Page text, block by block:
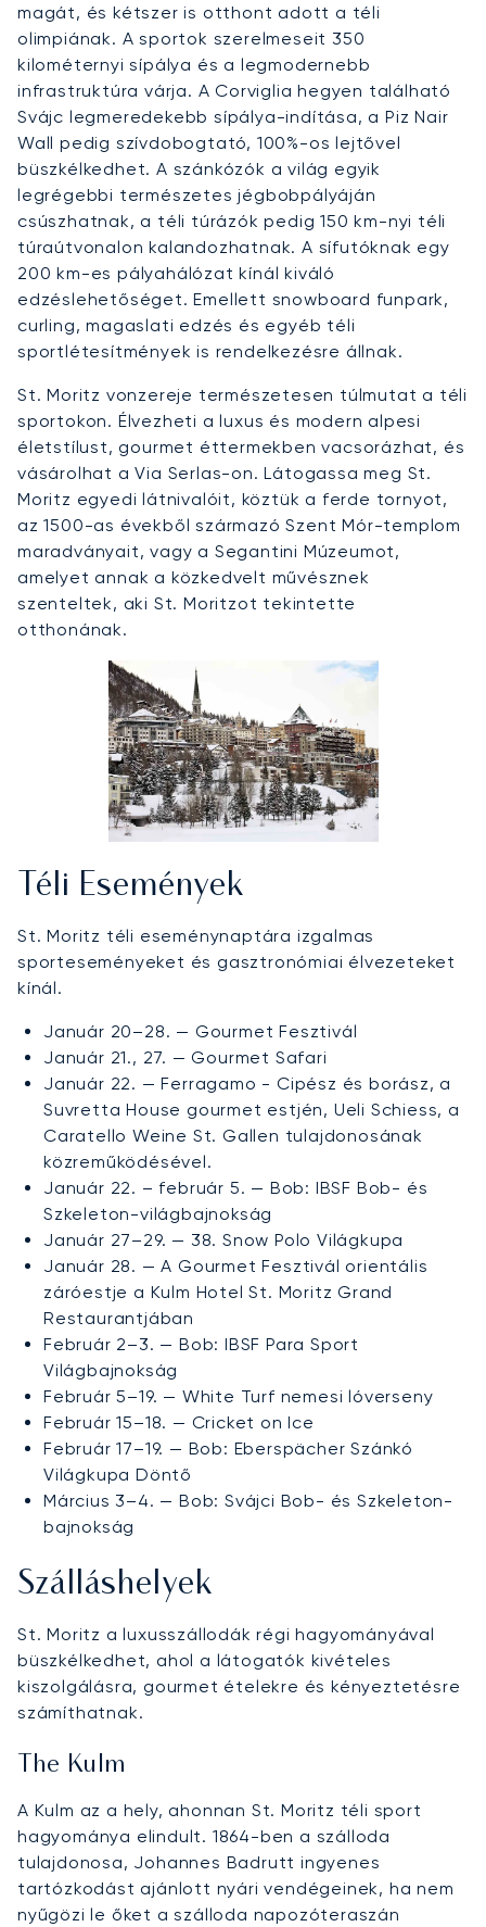
magát, és kétszer is otthont adott a téli
olimpiának. A sportok szerelmeseit 350
kilométernyi sípálya és a legmodernebb
infrastruktúra várja. A Corviglia hegyen található
Svájc legmeredekebb sípálya-indítása, a Piz Nair
Wall pedig szívdobogtató, 100%-os lejtővel
büszkélkedhet. A szánkózók a világ egyik
legrégebbi természetes jégbobpályáján
csúszhatnak, a téli túrázók pedig 150 km-nyi téli
túraútvonalon kalandozhatnak. A sífutóknak egy
200 km-es pályahálózat kínál kiváló
edzéslehetőséget. Emellett snowboard funpark,
curling, magaslati edzés és egyéb téli
sportlétesítmények is rendelkezésre állnak.
St. Moritz vonzereje természetesen túlmutat a téli
sportokon. Élvezheti a luxus és modern alpesi
életstílust, gourmet éttermekben vacsorázhat, és
vásárolhat a Via Serlas-on. Látogassa meg St.
Moritz egyedi látnivalóit, köztük a ferde tornyot,
az 1500-as évekből származó Szent Mór-templom
maradványait, vagy a Segantini Múzeumot,
amelyet annak a közkedvelt művésznek
szenteltek, aki St. Moritzot tekintette
otthonának.
Téli Események
St. Moritz téli eseménynaptára izgalmas
sporteseményeket és gasztronómiai élvezeteket
kínál.
Január 20–28. — Gourmet Fesztivál
Január 21., 27. — Gourmet Safari
Január 22. — Ferragamo - Cipész és borász, a
Suvretta House gourmet estjén, Ueli Schiess, a
Caratello Weine St. Gallen tulajdonosának
közreműködésével.
Január 22. – február 5. — Bob: IBSF Bob- és
Szkeleton-világbajnokság
Január 27–29. — 38. Snow Polo Világkupa
Január 28. — A Gourmet Fesztivál orientális
záróestje a Kulm Hotel St. Moritz Grand
Restaurantjában
Február 2–3. — Bob: IBSF Para Sport
Világbajnokság
Február 5–19. — White Turf nemesi lóverseny
Február 15–18. — Cricket on Ice
Február 17–19. — Bob: Eberspächer Szánkó
Világkupa Döntő
Március 3–4. — Bob: Svájci Bob- és Szkeleton-
bajnokság
Szálláshelyek
St. Moritz a luxusszállodák régi hagyományával
büszkélkedhet, ahol a látogatók kivételes
kiszolgálásra, gourmet ételekre és kényeztetésre
számíthatnak.
The Kulm
A Kulm az a hely, ahonnan St. Moritz téli sport
hagyománya elindult. 1864-ben a szálloda
tulajdonosa, Johannes Badrutt ingyenes
tartózkodást ajánlott nyári vendégeinek, ha nem
nyűgözi le őket a szálloda napozóteraszán